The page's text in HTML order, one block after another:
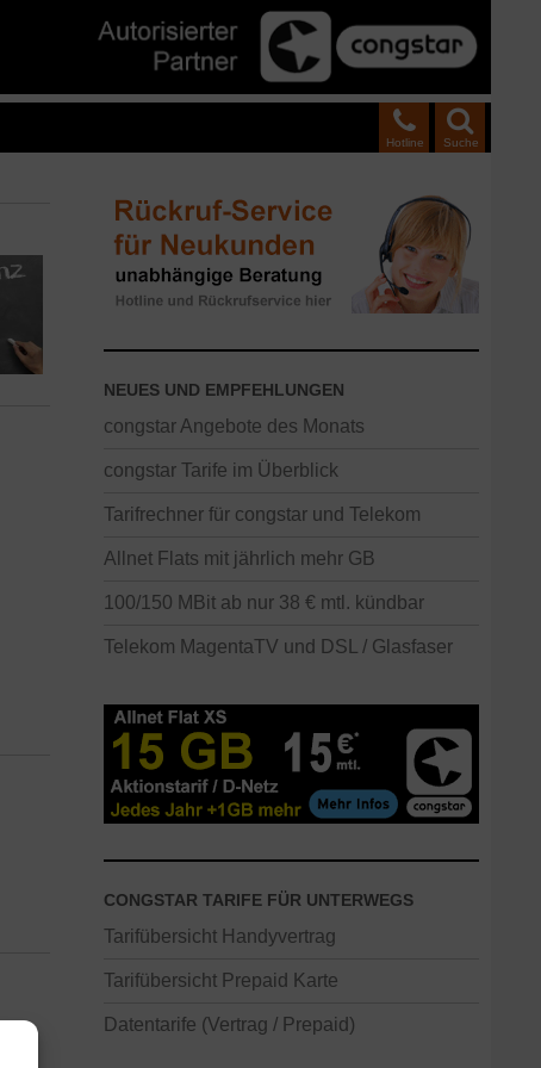
Suche
Hotline
NEUES UND EMPFEHLUNGEN
congstar Angebote des Monats
congstar Tarife im Überblick
Tarifrechner für congstar und Telekom
Allnet Flats mit jährlich mehr GB
100/150 MBit ab nur 38 € mtl. kündbar
Telekom MagentaTV und DSL / Glasfaser
CONGSTAR TARIFE FÜR UNTERWEGS
Tarifübersicht Handyvertrag
Tarifübersicht Prepaid Karte
Datentarife (Vertrag / Prepaid)